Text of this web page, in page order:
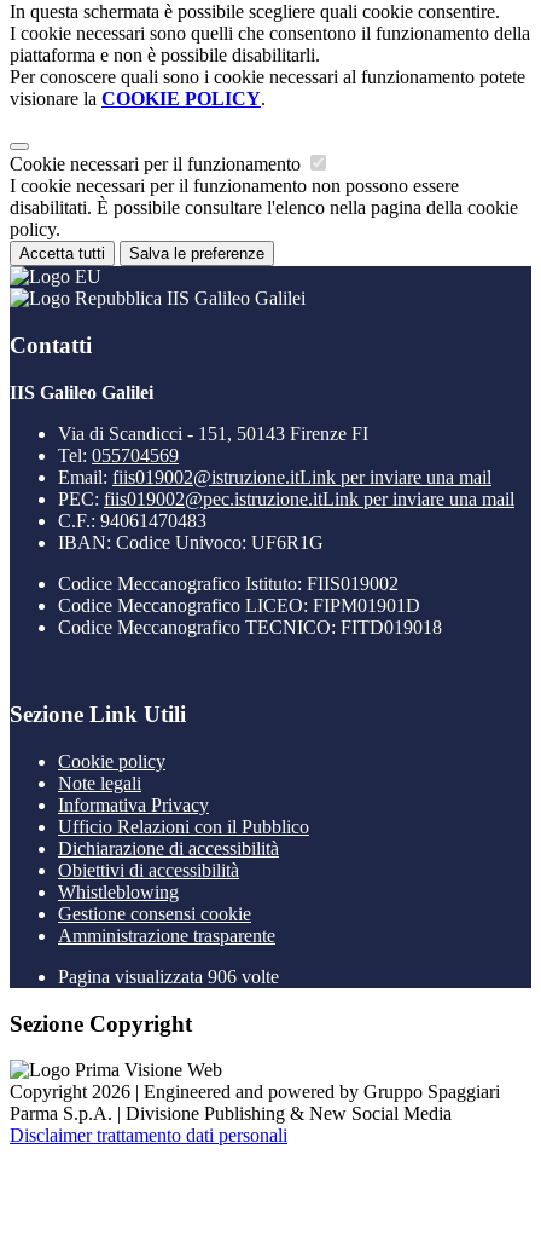
In questa schermata è possibile scegliere quali cookie consentire.
I cookie necessari sono quelli che consentono il funzionamento della
piattaforma e non è possibile disabilitarli.
Per conoscere quali sono i cookie necessari al funzionamento potete
visionare la COOKIE POLICY.
Cookie necessari per il funzionamento
I cookie necessari per il funzionamento non possono essere
disabilitati. È possibile consultare l'elenco nella pagina della cookie
policy.
Accetta tutti Salva le preferenze
IIS Galileo Galilei
Contatti
IIS Galileo Galilei
Via di Scandicci - 151, 50143 Firenze FI
Tel: 055704569
Email: fiis019002@istruzione.itLink per inviare una mail
PEC: fiis019002@pec.istruzione.itLink per inviare una mail
C.F.: 94061470483
IBAN: Codice Univoco: UF6R1G
Codice Meccanografico Istituto: FIIS019002
Codice Meccanografico LICEO: FIPM01901D
Codice Meccanografico TECNICO: FITD019018
Sezione Link Utili
Cookie policy
Note legali
Informativa Privacy
Ufficio Relazioni con il Pubblico
Dichiarazione di accessibilità
Obiettivi di accessibilità
Whistleblowing
Gestione consensi cookie
Amministrazione trasparente
Pagina visualizzata 906 volte
Sezione Copyright
Copyright 2026 | Engineered and powered by Gruppo Spaggiari
Parma S.p.A. | Divisione Publishing & New Social Media
Disclaimer trattamento dati personali